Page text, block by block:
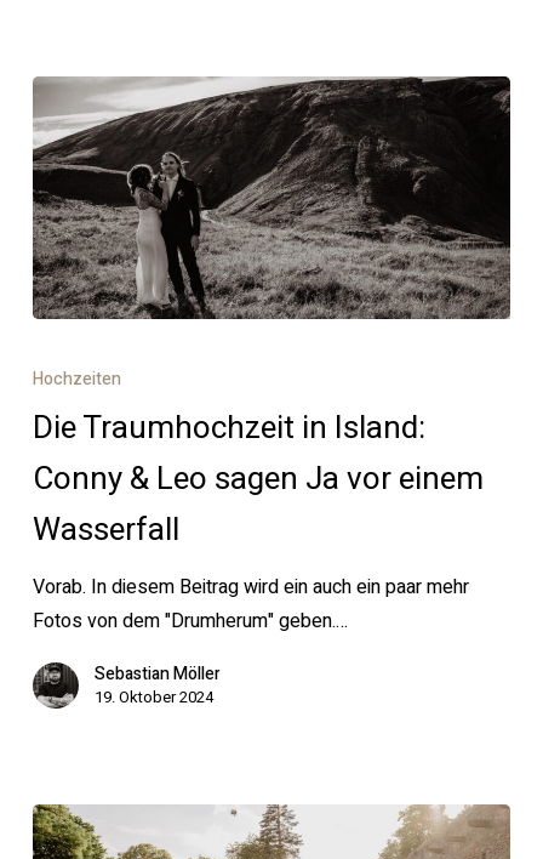
Traumhochzeit
Island:
Conny
Leo
sagen
Ja
einem
Wasserfall
Hochzeiten
Die Traumhochzeit in Island:
Conny & Leo sagen Ja vor einem
Wasserfall
Vorab. In diesem Beitrag wird ein auch ein paar mehr
Fotos von dem "Drumherum" geben.…
Sebastian Möller
19. Oktober 2024